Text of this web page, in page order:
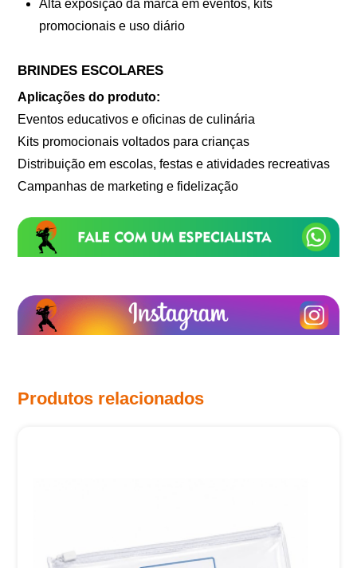
Alta exposição da marca em eventos, kits
promocionais e uso diário
BRINDES ESCOLARES
Aplicações do produto:
Eventos educativos e oficinas de culinária
Kits promocionais voltados para crianças
Distribuição em escolas, festas e atividades recreativas
Campanhas de marketing e fidelização
Produtos relacionados